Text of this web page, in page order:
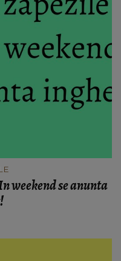
weekend se anunta